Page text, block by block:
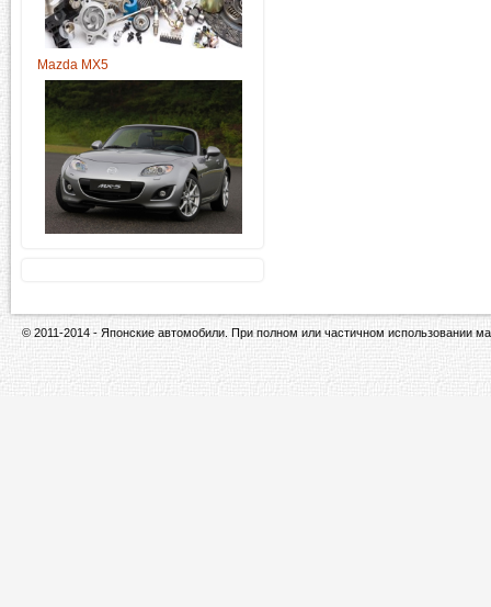
Mazda MX5
© 2011-2014 - Японские автомобили. При полном или частичном использовании